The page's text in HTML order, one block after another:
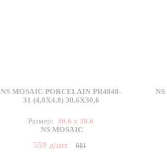
NS MOSAIC PORCELAIN PR4848-
31 (4,8X4,8) 30,6X30,6
Размер:
30.6 x 30.6
NS MOSAIC
559д/шт 601